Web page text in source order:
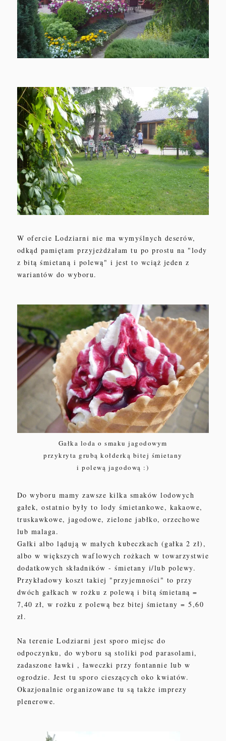
W ofercie Lodziarni nie ma wymyślnych deserów,
odkąd pamiętam przyjeżdżałam tu po prostu na "lody
z bitą śmietaną i polewą" i jest to wciąż jeden z
wariantów do wyboru.
Gałka loda o smaku jagodowym
przykryta grubą kołderką bitej śmietany
i polewą jagodową :)
Do wyboru mamy zawsze kilka smaków lodowych
gałek, ostatnio były to lody śmietankowe, kakaowe,
truskawkowe, jagodowe, zielone jabłko, orzechowe
lub malaga.
Gałki albo lądują w małych kubeczkach (gałka 2 zł),
albo w większych waflowych rożkach w towarzystwie
dodatkowych składników - śmietany i/lub polewy.
Przykładowy koszt takiej "przyjemności" to przy
dwóch gałkach w rożku z polewą i bitą śmietaną =
7,40 zł, w rożku z polewą bez bitej śmietany = 5,60
zł.
Na terenie Lodziarni jest sporo miejsc do
odpoczynku, do wyboru są stoliki pod parasolami,
zadaszone ławki , ławeczki przy fontannie lub w
ogrodzie. Jest tu sporo cieszących oko kwiatów.
Okazjonalnie organizowane tu są także imprezy
plenerowe.